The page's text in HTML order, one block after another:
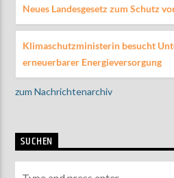
Neues Landesgesetz zum Schutz
Klimaschutzministerin besucht
erneuerbarer Energieversorgung
zum Nachrichtenarchiv
SUCHEN